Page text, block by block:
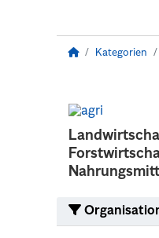
Kategorien